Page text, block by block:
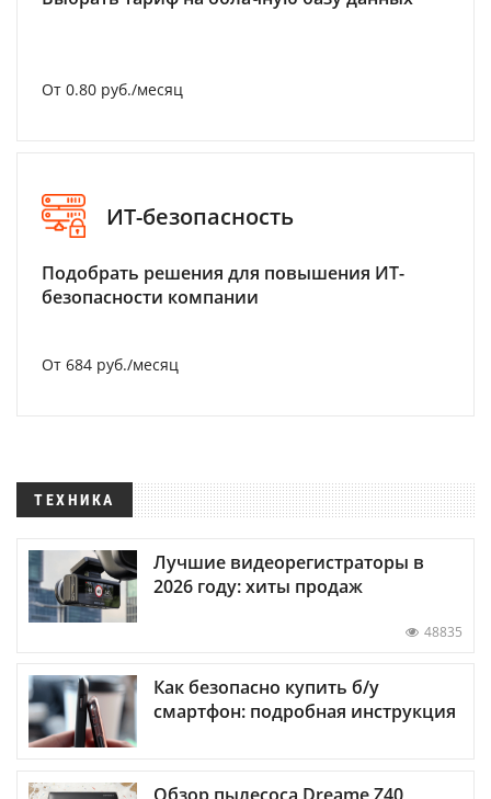
От 0.80 руб./месяц
ИТ-безопасность
Подобрать решения для повышения ИТ-
безопасности компании
От 684 руб./месяц
ТЕХНИКА
Лучшие видеорегистраторы в
2026 году: хиты продаж
48835
Как безопасно купить б/у
смартфон: подробная инструкция
Обзор пылесоса Dreame Z40